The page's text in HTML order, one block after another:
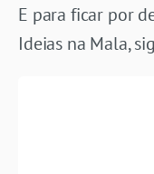
E para ficar por
Ideias na Mala,